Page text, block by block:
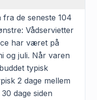
fra de seneste 104
Vådservietter
har været på
og juli. Når varen
typisk
2 dage mellem
dage siden